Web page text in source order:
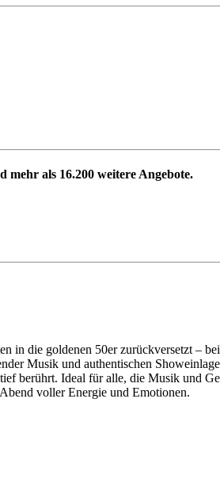
mehr als 16.200 weitere Angebote.
in die goldenen 50er zurückversetzt –
Musik und authentischen
berührt. Ideal für alle, die Musik und
voller Energie und Emotionen.